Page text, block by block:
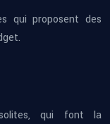
qui proposent des
qui font la